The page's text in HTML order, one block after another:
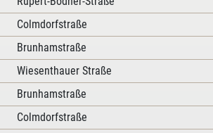
Colmdorfstraße
Brunhamstraße
Wiesenthauer Straße
Brunhamstraße
Colmdorfstraße